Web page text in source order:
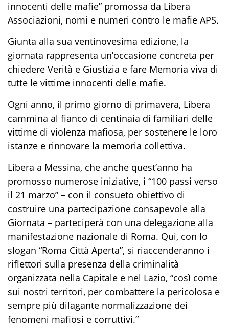
innocenti delle mafie” promossa da Libera
Associazioni, nomi e numeri contro le mafie APS.
Giunta alla sua ventinovesima edizione, la
giornata rappresenta un’occasione concreta per
chiedere Verità e Giustizia e fare Memoria viva di
tutte le vittime innocenti delle mafie.
Ogni anno, il primo giorno di primavera, Libera
cammina al fianco di centinaia di familiari delle
vittime di violenza mafiosa, per sostenere le loro
istanze e rinnovare la memoria collettiva.
Libera a Messina, che anche quest’anno ha
promosso numerose iniziative, i “100 passi verso
il 21 marzo” – con il consueto obiettivo di
costruire una partecipazione consapevole alla
Giornata – parteciperà con una delegazione alla
manifestazione nazionale di Roma. Qui, con lo
slogan “Roma Città Aperta”, si riaccenderanno i
riflettori sulla presenza della criminalità
organizzata nella Capitale e nel Lazio, “così come
sui nostri territori, per combattere la pericolosa e
sempre più dilagante normalizzazione dei
fenomeni mafiosi e corruttivi.”